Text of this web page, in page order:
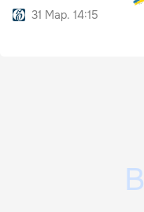
31 Мар. 14:15